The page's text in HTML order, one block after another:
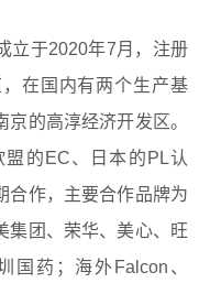
立于2020年7月，注册
在国内有两个生产基
的高淳经济开发区。
的EC、日本的PL认
合作，主要合作品牌为
集团、荣华、美心、旺
国药；海外Falcon、